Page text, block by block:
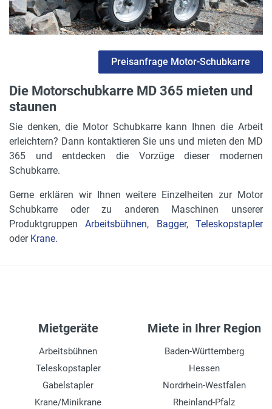
Preisanfrage Motor-Schubkarre
Die Motorschubkarre MD 365 mieten und
staunen
Sie denken, die Motor Schubkarre kann Ihnen die Arbeit
erleichtern? Dann kontaktieren Sie uns und mieten den MD
365 und entdecken die Vorzüge dieser modernen
Schubkarre.
Gerne erklären wir Ihnen weitere Einzelheiten zur Motor
Schubkarre oder zu anderen Maschinen unserer
ProduktgruppenArbeitsbühnen, Bagger,Teleskopstapler
oder Krane.
Mietgeräte
Arbeitsbühnen
Teleskopstapler
Gabelstapler
Krane/Minikrane
Miete in Ihrer Region
Baden-Württemberg
Hessen
Nordrhein-Westfalen
Rheinland-Pfalz